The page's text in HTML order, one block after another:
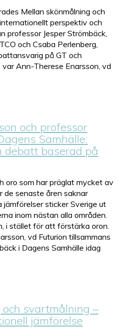
Mellan skönmålning och
perspektiv och
professor Jesper Strömbäck,
och Csaba Perlenberg,
på GT och
Ann-Therese Enarsson, vd
och professor
Samhälle:
debatt baserad på
oro som har präglat mycket av
de senaste åren saknar
sticker Sverige ut
inom nästan alla områden.
i stället för att förstärka oron.
vd Futurion tillsammans
i Dagens Samhälle idag
svartmålning –
jämförelse